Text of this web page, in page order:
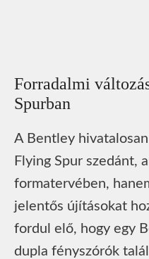
Forradalmi
Spurban
A Bentley
Flying Spur szedánt,
formatervében,
jelentős újításokat
fordul elő, hogy egy
dupla fényszórók